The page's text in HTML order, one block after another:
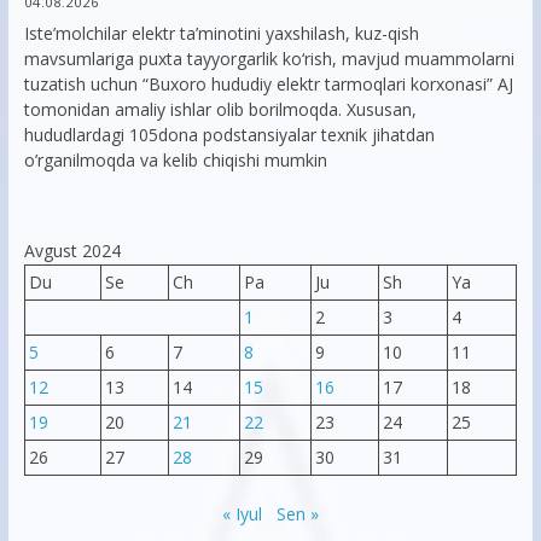
Iste’molchilar elektr ta’minotini yaxshilash, kuz-qish
mavsumlariga puxta tayyorgarlik ko‘rish, mavjud muammolarni
tuzatish uchun “Buxoro hududiy elektr tarmoqlari korxonasi” AJ
tomonidan amaliy ishlar olib borilmoqda. Xususan,
hududlardagi 105dona podstansiyalar texnik jihatdan
o’rganilmoqda va kelib chiqishi mumkin
Avgust 2024
Du
Se Ch Pa Ju Sh
Ya
1
2 3
4
5
6 7 8 9 10
11
12
13 14 15 16 17
18
19
20 21 22 23 24
25
26
27 28 29 30 31
« Iyul Sen »